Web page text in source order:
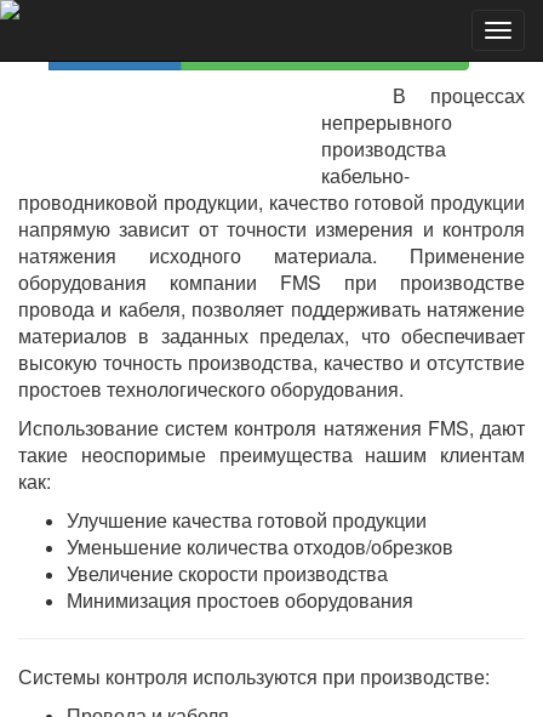
В процессах
непрерывного
производства
кабельно-
проводниковой продукции, качество готовой продукции
напрямую зависит от точности измерения и контроля
натяжения исходного материала. Применение
оборудования компании FMS при производстве
провода и кабеля, позволяет поддерживать натяжение
материалов в заданных пределах, что обеспечивает
высокую точность производства, качество и отсутствие
простоев технологического оборудования.
Использование систем контроля натяжения FMS, дают
такие неоспоримые преимущества нашим клиентам
как:
Улучшение качества готовой продукции
Уменьшение количества отходов/обрезков
Увеличение скорости производства
Минимизация простоев оборудования
Системы контроля используются при производстве: